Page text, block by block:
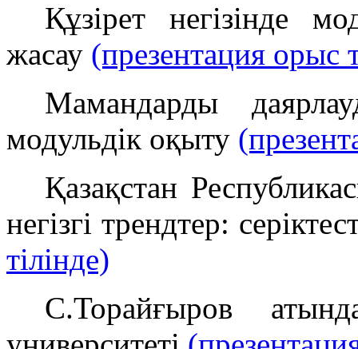
Құзірет негізінде
жасау (презентация орыс
Мамандарды
модульдік оқыту
Қазақстан
негізгі трендтер:
тілінде)
С.Торайғыров